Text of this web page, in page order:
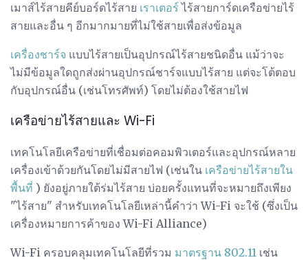
เมาส์ไร้สายคีย์บอร์ดไร้สาย เราเตอร์ ไร้สายการ์ดเครือข่ายไร้
สายและอื่น ๆ อีกมากมายที่ไม่ใช้สายเพื่อส่งข้อมูล
เครื่องชาร์จ แบบไร้สายเป็นอุปกรณ์ไร้สายชนิดอื่น แม้ว่าจะ
ไม่มีข้อมูลใดถูกส่งผ่านอุปกรณ์ชาร์จแบบไร้สาย แต่จะโต้ตอบ
กับอุปกรณ์อื่น (เช่นโทรศัพท์) โดยไม่ต้องใช้สายไฟ
เครือข่ายไร้สายและ Wi-Fi
เทคโนโลยีเครือข่ายที่เชื่อมต่อคอมพิวเตอร์และอุปกรณ์หลาย
เครื่องเข้าด้วยกันโดยไม่มีสายไฟ (เช่นใน เครือข่ายไร้สายใน
พื้นที่ ) ยังอยู่ภายใต้ร่มไร้สาย บ่อยครั้งแทนที่จะหมายถึงเพียง
"ไร้สาย" สำหรับเทคโนโลยีเหล่านี้คำว่า Wi-Fi จะใช้ (ซึ่งเป็น
เครื่องหมายการค้าของ Wi-Fi Alliance)
Wi-Fi ครอบคลุมเทคโนโลยีที่รวม มาตรฐาน 802.11 เช่น